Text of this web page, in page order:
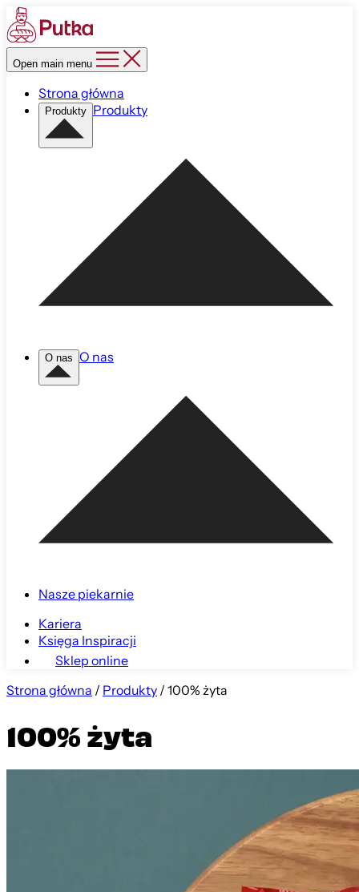
Open main menu
Strona główna
Produkty Produkty
O nas O nas
Nasze piekarnie
Kariera
Księga Inspiracji
Sklep online
Strona główna / Produkty/100% żyta
100% żyta